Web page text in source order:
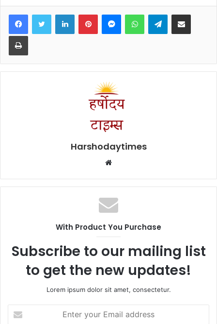
FacebookTwitter LinkedInPinterestMessengerWhatsAppTelegramShare via Email
Print
Harshodaytimes
Website
With Product You Purchase
Subscribe to our mailing list
to get the new updates!
Lorem ipsum dolor sit amet, consectetur.
your